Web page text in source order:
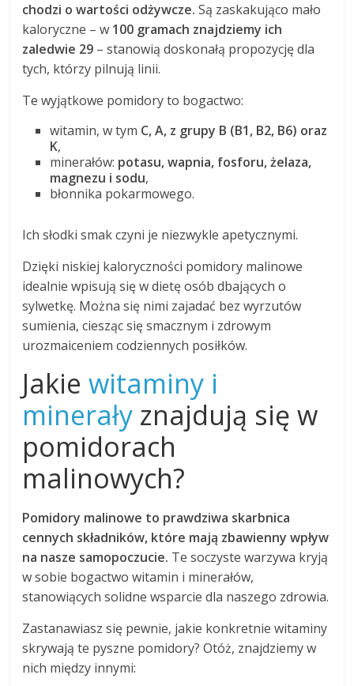
chodzi o wartości odżywcze. Są zaskakująco mało
kaloryczne – w 100 gramach znajdziemy ich
zaledwie 29 – stanowią doskonałą propozycję dla
tych, którzy pilnują linii.
Te wyjątkowe pomidory to bogactwo:
witamin, w tym C, A, z grupy B (B1, B2, B6) oraz
K,
minerałów: potasu, wapnia, fosforu, żelaza,
magnezu i sodu,
błonnika pokarmowego.
Ich słodki smak czyni je niezwykle apetycznymi.
Dzięki niskiej kaloryczności pomidory malinowe
idealnie wpisują się w dietę osób dbających o
sylwetkę. Można się nimi zajadać bez wyrzutów
sumienia, ciesząc się smacznym i zdrowym
urozmaiceniem codziennych posiłków.
Jakiewitaminy i
minerały znajdują się w
pomidorach
malinowych?
Pomidory malinowe to prawdziwa skarbnica
cennych składników, które mają zbawienny wpływ
na nasze samopoczucie. Te soczyste warzywa kryją
w sobie bogactwo witamin i minerałów,
stanowiących solidne wsparcie dla naszego zdrowia.
Zastanawiasz się pewnie, jakie konkretnie witaminy
skrywają te pyszne pomidory? Otóż, znajdziemy w
nich między innymi: